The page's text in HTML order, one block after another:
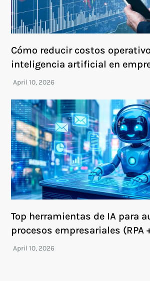
Cómo reducir costos
inteligencia artificial en
Top herramientas de IA para
procesos empresariales (RPA